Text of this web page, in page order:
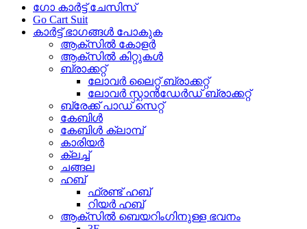
ഗോ കാർട്ട് ചേസിസ്
Go Cart Suit
കാർട്ട് ഭാഗങ്ങൾ പോകുക
ആക്സിൽ കോളർ
ആക്സിൽ കിറ്റുകൾ
ബ്രാക്കറ്റ്
ലോവർ ലൈറ്റ് ബ്രാക്കറ്റ്
ലോവർ സ്റ്റാൻഡേർഡ് ബ്രാക്കറ്റ്
ബ്രേക്ക് പാഡ് സെറ്റ്
കേബിൾ
കേബിൾ ക്ലാമ്പ്
കാരിയർ
ക്ലച്ച്
ചങ്ങല
ഹബ്
ഫ്രണ്ട് ഹബ്
റിയർ ഹബ്
ആക്സിൽ ബെയറിംഗിനുള്ള ഭവനം